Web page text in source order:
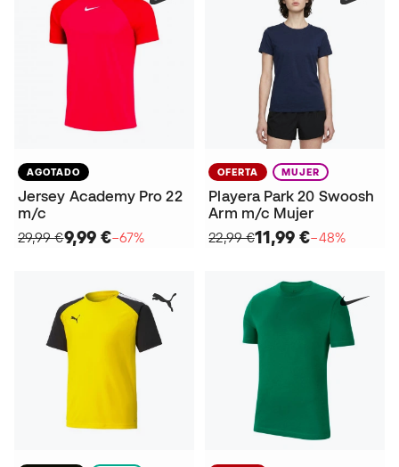
AGOTADO
Jersey Academy Pro 22
m/c
29,99 €9,99 €−67%
OFERTA MUJER
Playera Park 20 Swoosh
Arm m/c Mujer
22,99 €11,99 €−48%